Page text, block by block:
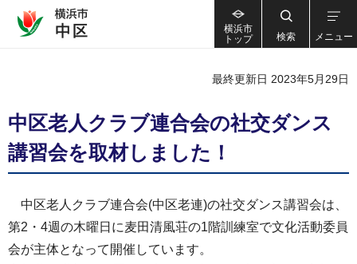
横浜市
トップ
検索 メニュー
最終更新日 2023年5月29日
中区老人クラブ連合会の社交ダンス
講習会を取材しました！
中区老人クラブ連合会(中区老連)の社交ダンス講習会は、
第2・4週の木曜日に麦田清風荘の1階訓練室で文化活動委員
会が主体となって開催しています。